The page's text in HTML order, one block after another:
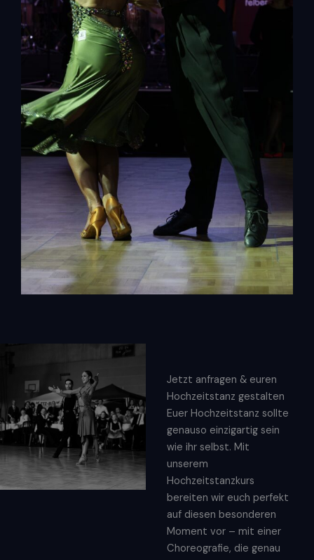
Jetzt anfragen & euren
Hochzeitstanz gestalten
Euer Hochzeitstanz sollte
genauso einzigartig sein
wie ihr selbst. Mit
unserem
Hochzeitstanzkurs
bereiten wir euch perfekt
auf diesen besonderen
Moment vor – mit einer
Choreografie, die genau